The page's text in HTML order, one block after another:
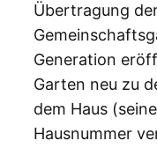
Übertragung
Generation
Garten neu zu
dem Haus
Hausnummer